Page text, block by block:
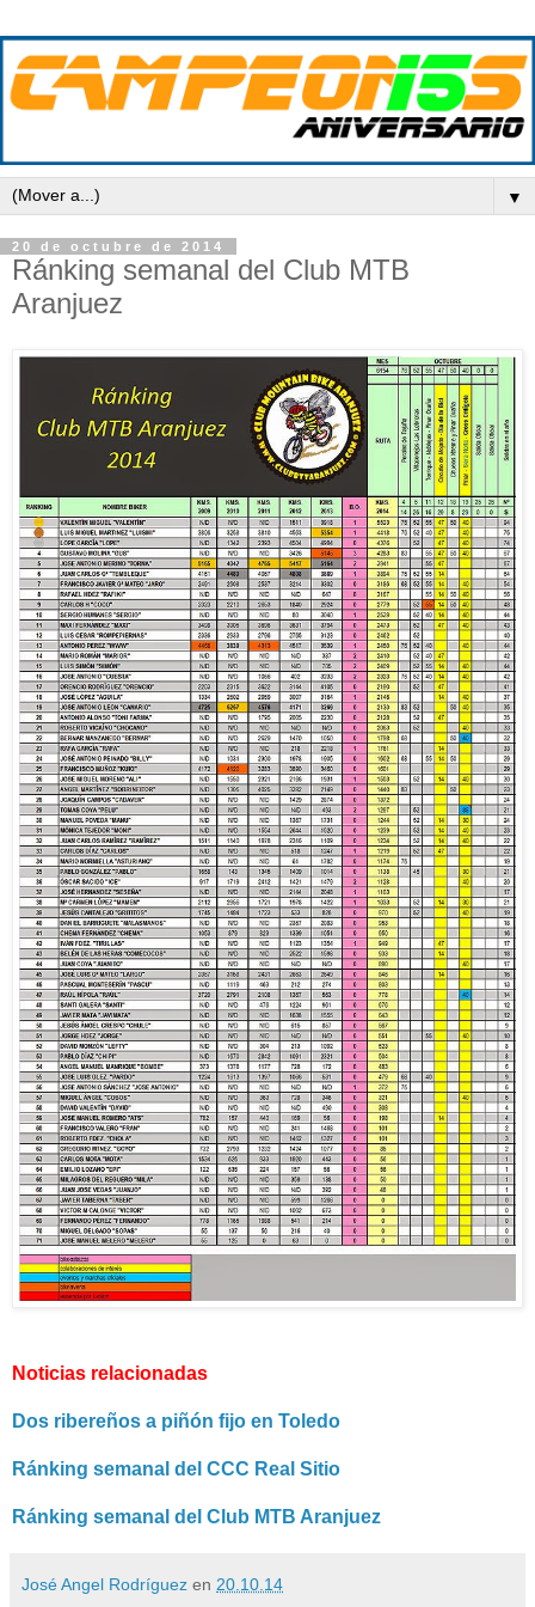
▼
20 de octubre de 2014
Ránking semanal del Club MTB
Aranjuez
Noticias relacionadas
Dos ribereños a piñón fijo en Toledo
Ránking semanal del CCC Real Sitio
Ránking semanal del Club MTB Aranjuez
José Angel Rodríguez en 20.10.14